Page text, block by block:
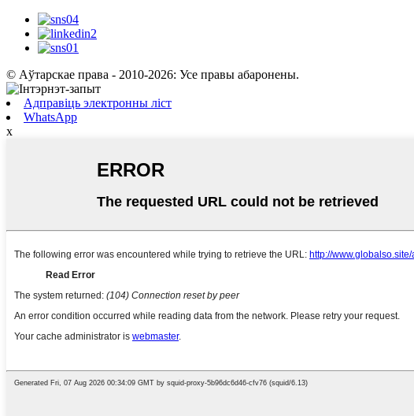
© Аўтарскае права - 2010-2026: Усе правы абаронены.
Адправіць электронны ліст
WhatsApp
x